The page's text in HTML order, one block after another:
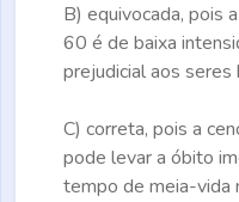
B) equivocada, pois
60 é de baixa
prejudicial aos seres
C) correta, pois a
pode levar a óbito
tempo de meia-vida